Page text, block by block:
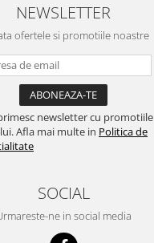
NEWSLETTER
ofertele si promotiile noastre
newsletter cu promotiile
Afla mai multe in Politica de
SOCIAL
ne in social media